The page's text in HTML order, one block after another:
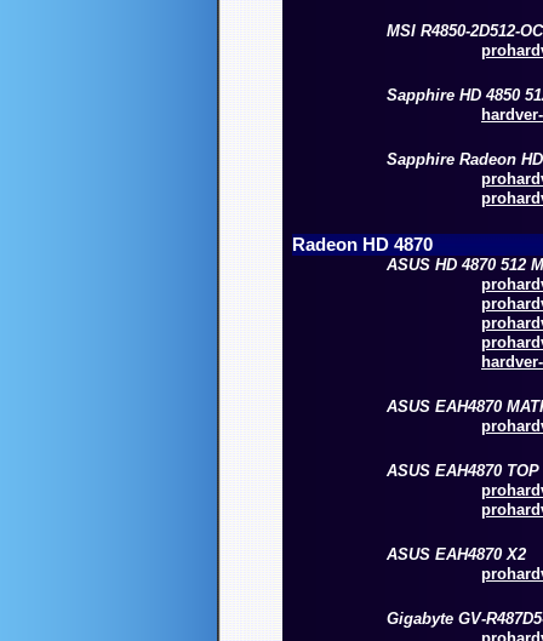
MSI R4850-2D512-OC
Sapphire HD 4850
Sapphire Radeon
Radeon HD 4870
ASUS HD 4870 512
ASUS EAH4870
ASUS EAH4870 TOP
ASUS EAH4870 X2
Gigabyte GV-